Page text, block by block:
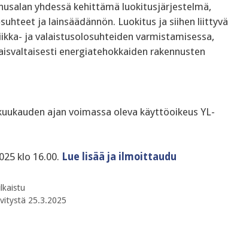
yhdessä kehittämä luokitusjärjestelmä,
ja lainsäädännön. Luokitus ja siihen liittyvä
ja valaistusolosuhteiden varmistamisessa,
energiatehokkaiden rakennusten
ajan voimassa oleva käyttöoikeus YL-
klo 16.00. Lue lisää ja ilmoittaudu
25.3.2025